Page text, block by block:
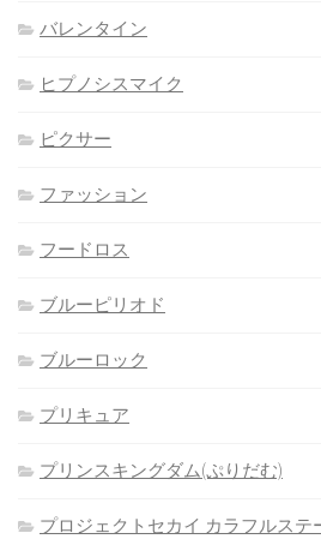
バレンタイン
ヒプノシスマイク
ピクサー
ファッション
フードロス
ブルーピリオド
ブルーロック
プリキュア
プリンスキングダム(ぷりだむ)
プロジェクトセカイ カラフルステ